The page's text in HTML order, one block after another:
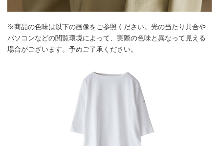
※商品の色味は以下の画像をご参照ください。光の当たり具合や
パソコンなどの閲覧環境によって、実際の色味と異なって見える
場合がございます。予めご了承ください。